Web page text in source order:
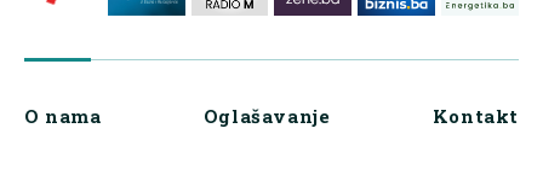
O nama Oglašavanje Kontakt